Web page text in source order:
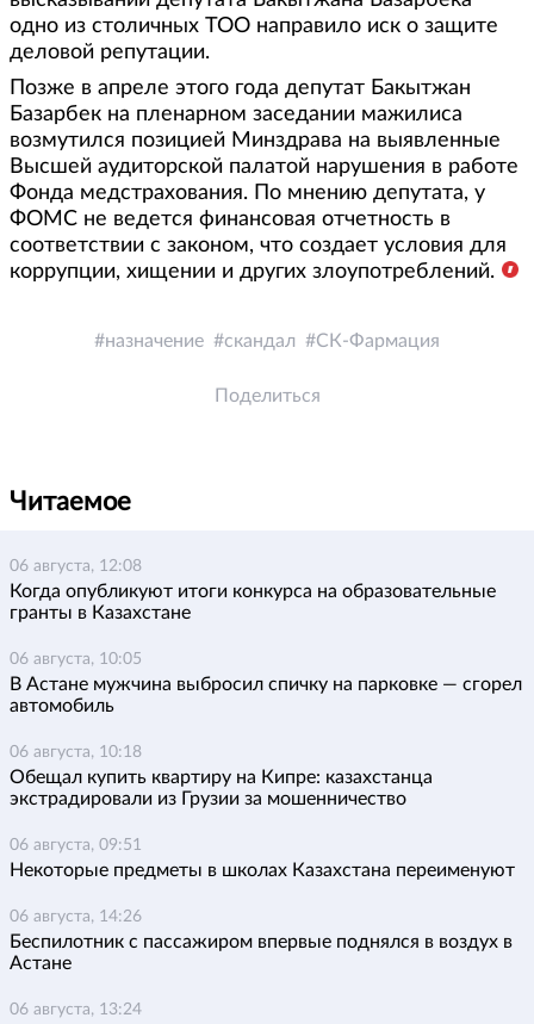
одно из столичных ТОО направило иск о защите
деловой репутации.
Позже в апреле этого года депутат Бакытжан
Базарбек на пленарном заседании мажилиса
возмутился позицией Минздрава на выявленные
Высшей аудиторской палатой нарушения в работе
Фонда медстрахования. По мнению депутата, у
ФОМС не ведется финансовая отчетность в
соответствии с законом, что создает условия для
коррупции, хищении и других злоупотреблений.
назначение скандал СК-Фармация
Поделиться
Читаемое
06 августа, 12:08
Когда опубликуют итоги конкурса на образовательные
гранты в Казахстане
06 августа, 10:05
В Астане мужчина выбросил спичку на парковке — сгорел
автомобиль
06 августа, 10:18
Обещал купить квартиру на Кипре: казахстанца
экстрадировали из Грузии за мошенничество
06 августа, 09:51
Некоторые предметы в школах Казахстана переименуют
06 августа, 14:26
Беспилотник с пассажиром впервые поднялся в воздух в
Астане
06 августа, 13:24